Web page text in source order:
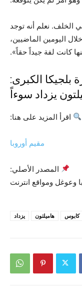
الخلف. نعلم أنه توجد
اليومين الماضيين،
كانت لفة جيداً حقاً».
بلجيكا الكبرى:
يزداد سوءاً
اقرأ المزيد على هنا:
مقيم أوروبا
المصدر الأصلي:
وعوغل ومواقع انترنت
كابوس هاميلتون يزداد